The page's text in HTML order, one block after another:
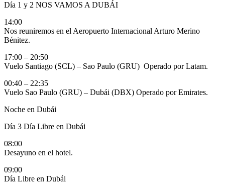
Día 1 y 2 NOS VAMOS A DUBÁI
14:00
Nos reuniremos en el Aeropuerto Internacional Arturo Merino
Bénitez.
17:00 – 20:50
Vuelo Santiago (SCL) – Sao Paulo (GRU) Operado por Latam.
00:40 – 22:35
Vuelo Sao Paulo (GRU) – Dubái (DBX) Operado por Emirates.
Noche en Dubái
Día 3 Día Libre en Dubái
08:00
Desayuno en el hotel.
09:00
Día Libre en Dubái